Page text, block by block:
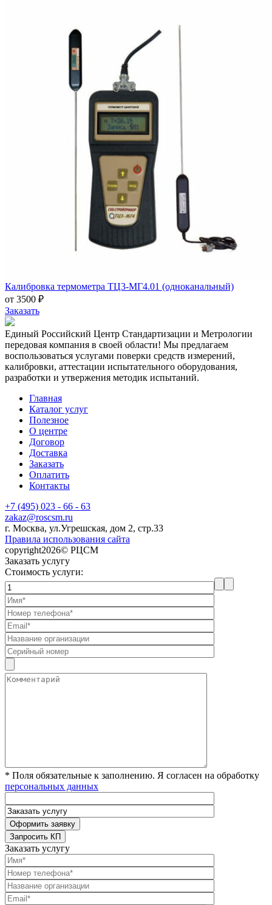
Калибровка термометра ТЦ3-МГ4.01 (одноканальный)
от 3500 ₽
Заказать
Единый Российский Центр Стандартизации и Метрологии
передовая компания в своей области! Мы предлагаем
воспользоваться услугами поверки средств измерений,
калибровки, аттестации испытательного оборудования,
разработки и утвержения методик испытаний.
Главная
Каталог услуг
Полезное
О центре
Договор
Доставка
Заказать
Оплатить
Контакты
+7 (495) 023 - 66 - 63
zakaz@roscsm.ru
г. Москва, ул.Угрешская, дом 2, стр.33
Правила использования сайта
copyright2026© РЦСМ
Заказать услугу
Стоимость услуги:
* Поля обязательные к заполнению. Я согласен на обработку
персональных данных
Заказать услугу